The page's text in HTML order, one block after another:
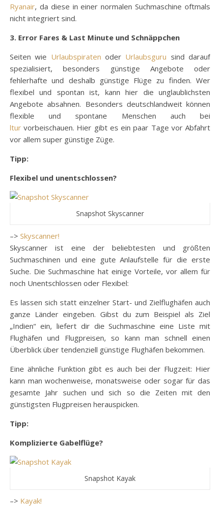
Ryanair, da diese in einer normalen Suchmaschine oftmals
nicht integriert sind.
3. Error Fares & Last Minute und Schnäppchen
Seiten wie Urlaubspiraten oder Urlaubsguru sind darauf
spezialisiert, besonders günstige Angebote oder
fehlerhafte und deshalb günstige Flüge zu finden. Wer
flexibel und spontan ist, kann hier die unglaublichsten
Angebote absahnen. Besonders deutschlandweit können
flexible und spontane Menschen auch bei
ltur vorbeischauen. Hier gibt es ein paar Tage vor Abfahrt
vor allem super günstige Züge.
Tipp:
Flexibel und unentschlossen?
Snapshot Skyscanner
–> Skyscanner!
Skyscanner ist eine der beliebtesten und größten
Suchmaschinen und eine gute Anlaufstelle für die erste
Suche. Die Suchmaschine hat einige Vorteile, vor allem für
noch Unentschlossen oder Flexibel:
Es lassen sich statt einzelner Start- und Zielflughäfen auch
ganze Länder eingeben. Gibst du zum Beispiel als Ziel
„Indien“ ein, liefert dir die Suchmaschine eine Liste mit
Flughäfen und Flugpreisen, so kann man schnell einen
Überblick über tendenziell günstige Flughäfen bekommen.
Eine ähnliche Funktion gibt es auch bei der Flugzeit: Hier
kann man wochenweise, monatsweise oder sogar für das
gesamte Jahr suchen und sich so die Zeiten mit den
günstigsten Flugpreisen herauspicken.
Tipp:
Komplizierte Gabelflüge?
Snapshot Kayak
–> Kayak!